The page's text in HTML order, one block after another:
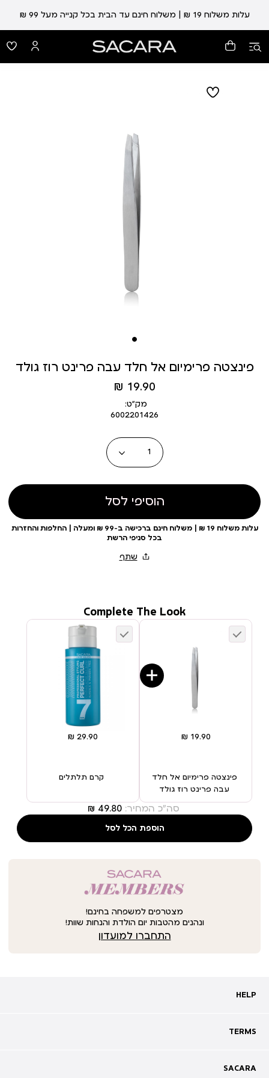
עלות משלוח 19 ₪ | משלוח חינם עד הבית בכל קנייה מעל 99 ₪
פינצטה פרימיום אל חלד עבה פרינט רוז גולד
מחיר
מוצר
19.90 ₪
מק״ט:
6002201426
כמות
הוסיפי לסל
עלות משלוח 19 ₪ | משלוח חינם ברכישה ב-99 ₪ ומעלה | החלפות והחזרות
בכל סניפי הרשת
פינצטה פרימיום אל חלד
עבה פרינט רוז גולד
קרם תלתלים
Complete The Look
סה"כ המחיר:
הוספת הכל לסל
מצטרפים למשפחה בחינם!
ונהנים מהטבות יום הולדת והנחות שוות!
התחברו למועדון
HELP
HELP
שאלות ותשובות
TERMS
TERMS
מדיניות פרטיות
SACARA
SACARA